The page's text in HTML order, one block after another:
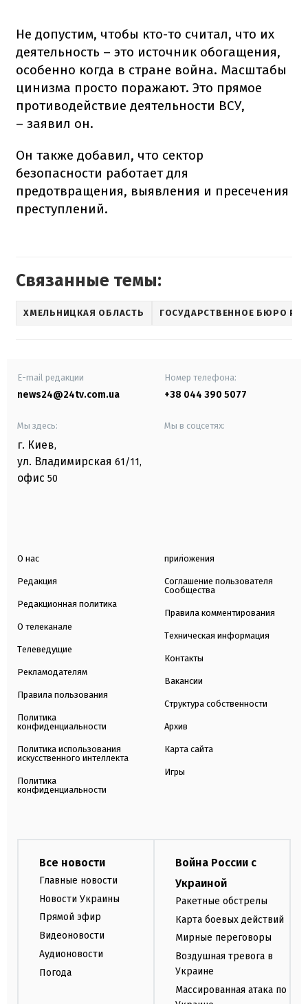
Не допустим, чтобы кто-то считал, что их
деятельность – это источник обогащения,
особенно когда в стране война. Масштабы
цинизма просто поражают. Это прямое
противодействие деятельности ВСУ,
– заявил он.
Он также добавил, что сектор
безопасности работает для
предотвращения, выявления и пресечения
преступлений.
Связанные темы:
ХМЕЛЬНИЦКАЯ ОБЛАСТЬ ГОСУДАРСТВЕННОЕ БЮРО
E-mail редакции
news24@24tv.com.ua
Номер телефона:
+38 044 390 5077
Мы здесь:
г. Киев,
ул. Владимирская 61/11,
офис 50
Мы в соцсетях:
О нас
Редакция
Редакционная политика
О телеканале
Телеведущие
Рекламодателям
Правила пользования
Политика
конфиденциальности
Политика использования
искусственного интеллекта
Политика
конфиденциальности
приложения
Соглашение пользователя
Сообщества
Правила комментирования
Техническая информация
Контакты
Вакансии
Структура собственности
Архив
Карта сайта
Игры
Все новости
Главные новости
Новости Украины
Прямой эфир
Видеоновости
Аудионовости
Погода
Война России с
Украиной
Ракетные обстрелы
Карта боевых действий
Мирные переговоры
Воздушная тревога в
Украине
Массированная атака по